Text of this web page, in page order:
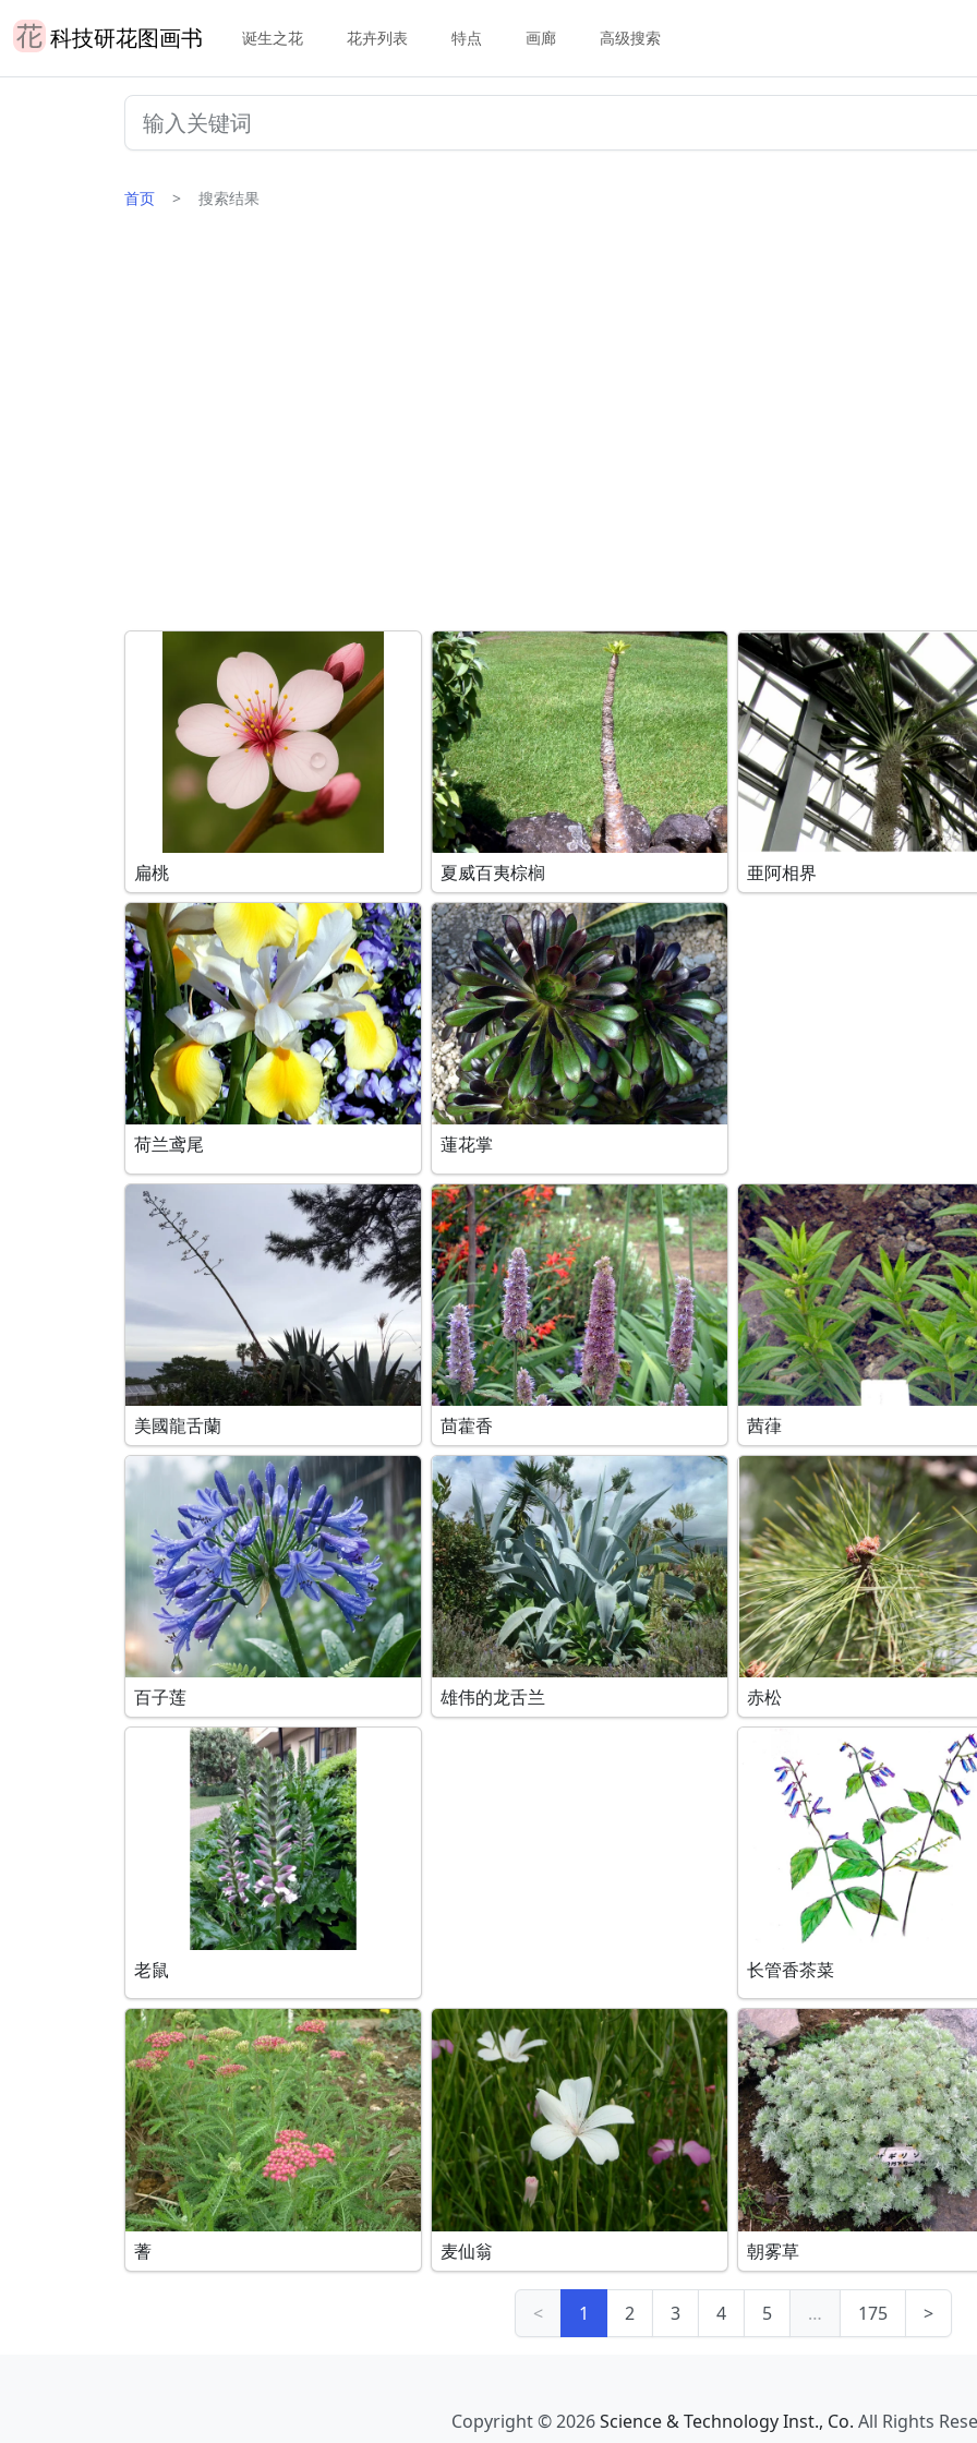
科技研花图画书 诞生之花 花卉列表 特点 画廊 高级搜索
首页 搜索结果
扁桃 夏威百夷棕榈 亜阿相界
荷兰鸢尾 蓮花掌
美國龍舌蘭 茴藿香 茜葎
百子莲 雄伟的龙舌兰 赤松
老鼠 长管香茶菜
蓍 麦仙翁 朝雾草
< 1 2 3 4 5 … 175 >
Copyright © 2026Science & Technology Inst., Co. All Rights